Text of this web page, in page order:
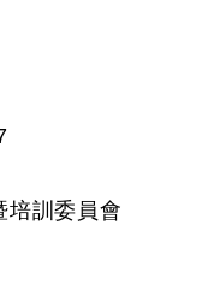
培訓委員會